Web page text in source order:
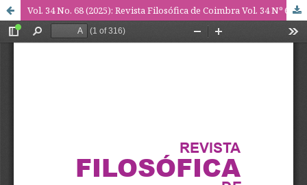
Vol. 34 No. 68 (2025): Revista Filosófica de Coimbra Vol. 34 Nº 68